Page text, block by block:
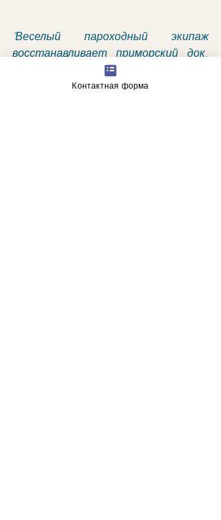
"Веселый пароходный экипаж
восстанавливает приморский док,
разрушенный бурей.
Конструктивные результаты
Контактная форма